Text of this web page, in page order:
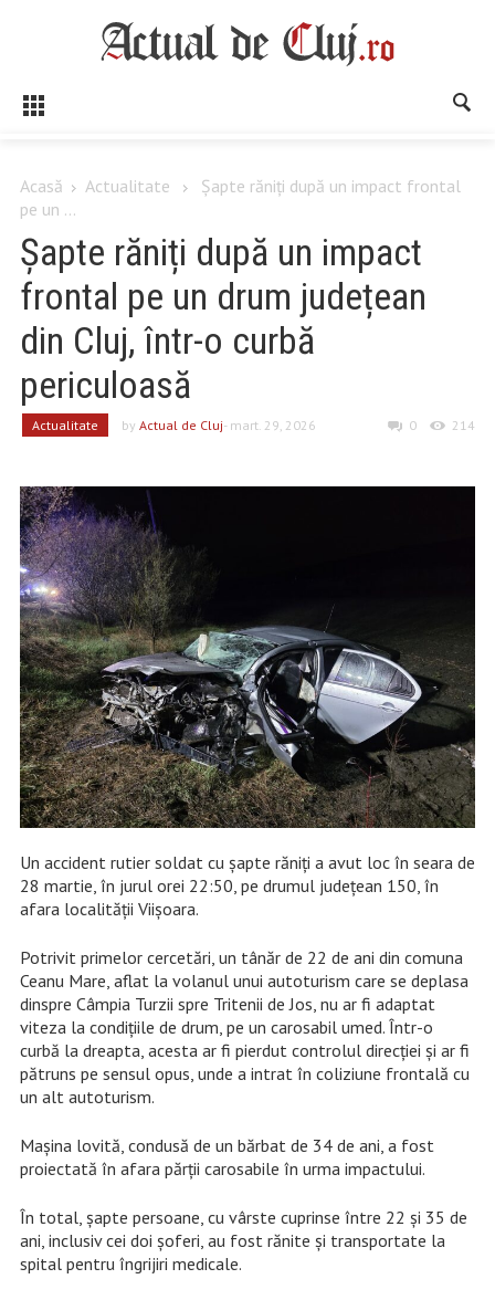
Acasă Actualitate
Șapte răniți după un impact frontal
pe un ...
Șapte răniți după un impact
frontal pe un drum județean
din Cluj, într-o curbă
periculoasă
Actualitate by Actual de Cluj- mart. 29, 2026 0 214
Un accident rutier soldat cu șapte răniți a avut loc în seara de
28 martie, în jurul orei 22:50, pe drumul județean 150, în
afara localității Viișoara.
Potrivit primelor cercetări, un tânăr de 22 de ani din comuna
Ceanu Mare, aflat la volanul unui autoturism care se deplasa
dinspre Câmpia Turzii spre Tritenii de Jos, nu ar fi adaptat
viteza la condițiile de drum, pe un carosabil umed. Într-o
curbă la dreapta, acesta ar fi pierdut controlul direcției și ar fi
pătruns pe sensul opus, unde a intrat în coliziune frontală cu
un alt autoturism.
Mașina lovită, condusă de un bărbat de 34 de ani, a fost
proiectată în afara părții carosabile în urma impactului.
În total, șapte persoane, cu vârste cuprinse între 22 și 35 de
ani, inclusiv cei doi șoferi, au fost rănite și transportate la
spital pentru îngrijiri medicale.